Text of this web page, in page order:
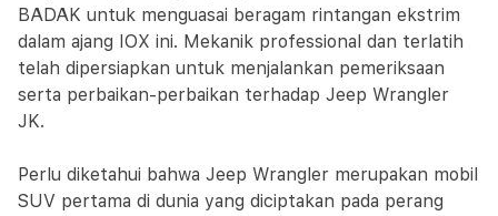
BADAK untuk menguasai beragam rintangan ekstrim
dalam ajang IOX ini. Mekanik professional dan terlatih
telah dipersiapkan untuk menjalankan pemeriksaan
serta perbaikan-perbaikan terhadap Jeep Wrangler
JK.
Perlu diketahui bahwa Jeep Wrangler merupakan mobil
SUV pertama di dunia yang diciptakan pada perang